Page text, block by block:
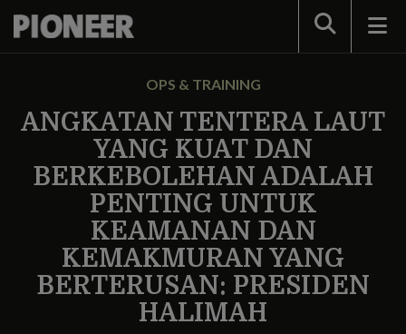
Search
OPS & TRAINING
ANGKATAN TENTERA LAUT
YANG KUAT DAN
BERKEBOLEHAN ADALAH
PENTING UNTUK
KEAMANAN DAN
KEMAKMURAN YANG
BERTERUSAN: PRESIDEN
HALIMAH